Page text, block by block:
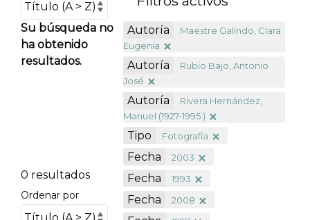
Su búsqueda no
ha obtenido
resultados.
0 resultados
Ordenar por
Autoría
Maestre Galindo, Clara
Eugenia
Autoría
Rubio Bajo, Antonio
José
Autoría
Rivera Hernández,
Manuel (1927-1995 )
Tipo Fotografía
Fecha 2003
Fecha 1993
Fecha 2008